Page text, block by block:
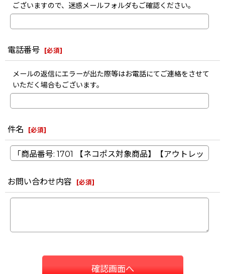
ございますので、迷惑メールフォルダもご確認ください。
電話番号 [必須]
メールの返信にエラーが出た際等はお電話にてご連絡をさせて
いただく場合もございます。
件名 [必須]
お問い合わせ内容 [必須]
確認画面へ